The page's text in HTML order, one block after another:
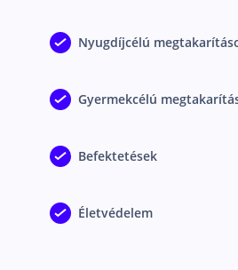
Balesetbiztosítás
Kockázati
Megtakarítással
Nyugdíjcélú
Gyermekcélú
Befektetések
Életvédelem